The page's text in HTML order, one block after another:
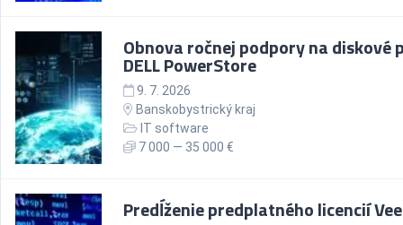
Obnova ročnej podpory na diskové
DELL PowerStore
9. 7. 2026
Banskobystrický kraj
IT software
7 000 — 35 000 €
Predĺženie predplatného licencií